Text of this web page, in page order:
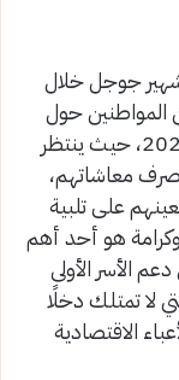
جوجل خلال
المواطنين حول
موعد صرف معاش تكافل وكرامة ديسمبر 2025، حيث ينتظر
معاشاتهم،
على تلبية
وكرامة هو أحد أهم
الأسر الأولى
لا تمتلك دخلًا
الاقتصادية